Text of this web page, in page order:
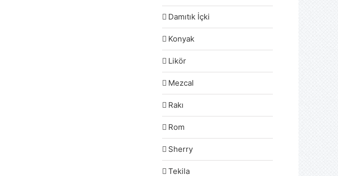
Damıtık İçki
Konyak
Likör
Mezcal
Rakı
Rom
Sherry
Tekila